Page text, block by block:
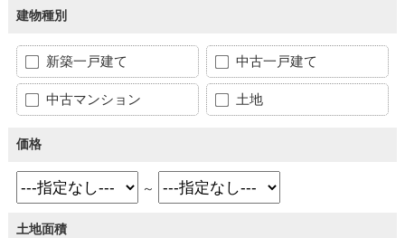
建物種別
新築一戸建て 中古一戸建て
中古マンション 土地
価格
～
土地面積